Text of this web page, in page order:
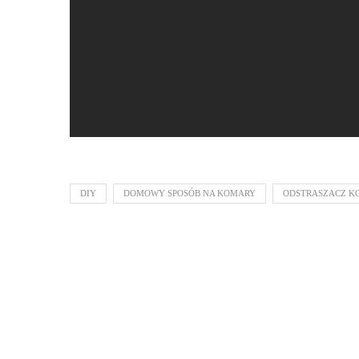
DIY DOMOWY SPOSÓB NA KOMARY ODSTRASZACZ